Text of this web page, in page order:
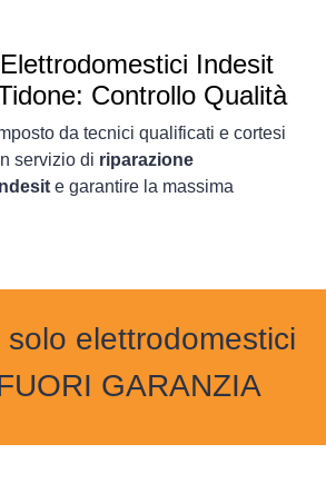
Indesit
Controllo Qualità
da tecnici qualificati e cortesi
servizio di riparazione
e garantire la massima
solo elettrodomestici
GARANZIA